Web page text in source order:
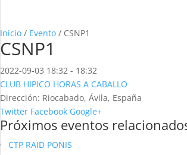
Inicio / Evento / CSNP1
CSNP1
2022-09-03 18:32 - 18:32
CLUB HIPICO HORAS A CABALLO
Dirección: Riocabado, Ávila, España
Twitter Facebook Google+
Próximos eventos
CTP RAID PONIS